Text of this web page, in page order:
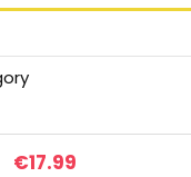
€17.99